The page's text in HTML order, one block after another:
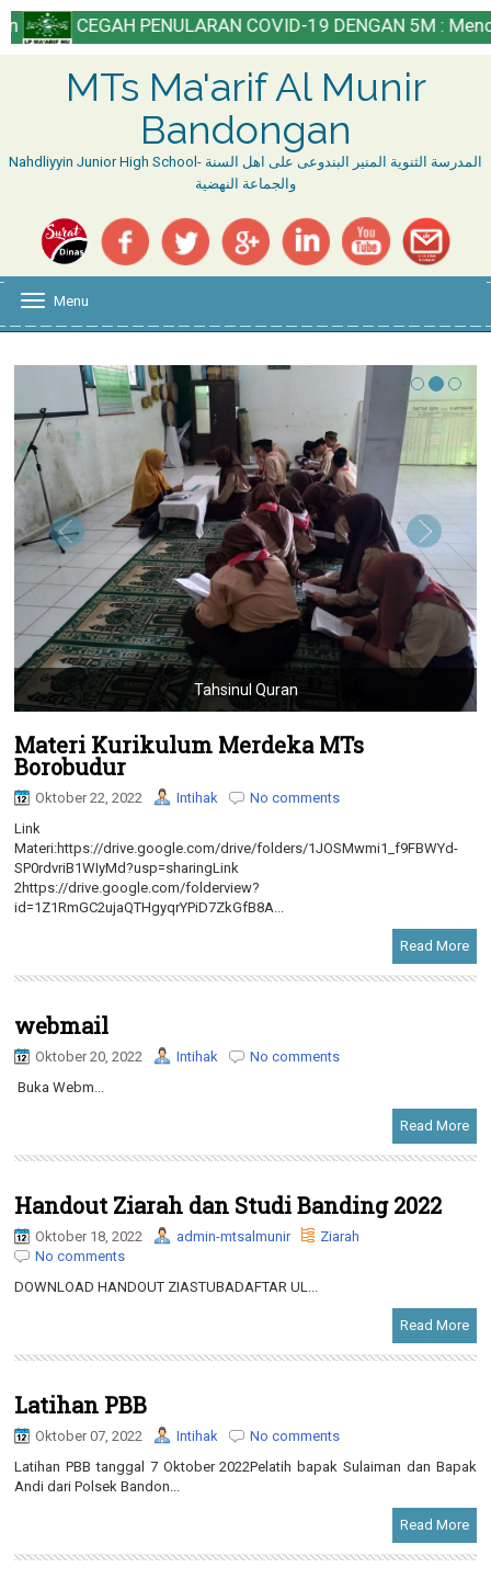
PENULARAN COVID-19 DENGAN 5M : Mencuci
MTs Ma'arif Al Munir
Bandongan
Nahdliyyin Junior High School- المدرسة الثنوية المنير البندوعى على اهل السنة
والجماعة النهضية
n
a
v
i
g
a
i
o
n
Menu
Tahsinul Quran
Materi Kurikulum Merdeka MTs
Borobudur
Oktober 22, 2022 Intihak
No comments
Link
Materi:https://drive.google.com/drive/folders/1JOSMwmi1_f9FBWYd-
SP0rdvriB1WIyMd?usp=sharingLink
2https://drive.google.com/folderview?
id=1Z1RmGC2ujaQTHgyqrYPiD7ZkGfB8A...
Read More
webmail
Oktober 20, 2022 Intihak
No comments
Buka Webm...
Read More
Handout Ziarah dan Studi Banding 2022
Oktober 18, 2022 admin-mtsalmunir
Ziarah
No comments
DOWNLOAD HANDOUT ZIASTUBADAFTAR UL...
Read More
Latihan PBB
Oktober 07, 2022 Intihak
No comments
Latihan PBB tanggal 7 Oktober 2022Pelatih bapak Sulaiman dan Bapak
Andi dari Polsek Bandon...
Read More